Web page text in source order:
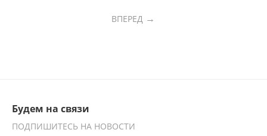
ВПЕРЕД
Будем на связи
ПОДПИШИТЕСЬ НА НОВОСТИ